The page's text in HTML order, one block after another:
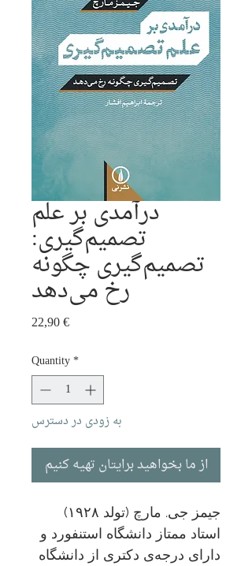
درآمدی بر علم
تصمیم‌گیری:
تصمیم‌گیری چگونه
رخ می‌دهد
22,90 €Price
Quantity*
به زودی در دسترس
از ما بخواهید برایتان تهیه کنیم
جیمز جی. مارچ (تولد ۱۹۲۸)
استاد ممتاز دانشگاه استنفورد و
دارای درجه‌ی دکتری از دانشگاه